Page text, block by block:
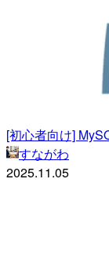
[初心者向け]
すながわ
2025.11.05